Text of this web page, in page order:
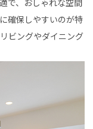
確保しやすいのが特
ビングやダイニング